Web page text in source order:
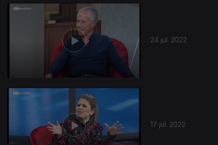
24 jul. 2022
17 jul. 2022
630188